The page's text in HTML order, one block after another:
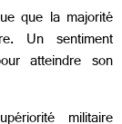
que la majorité
Un sentiment
atteindre son